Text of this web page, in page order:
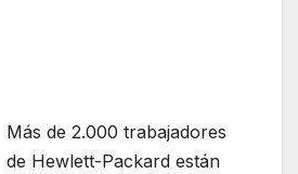
Más de 2.000 trabajadores
de Hewlett-Packard están